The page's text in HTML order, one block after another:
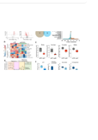
白p53的单一突变